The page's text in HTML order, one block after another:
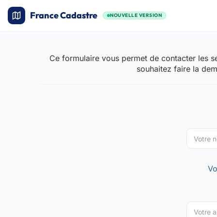
France Cadastre NOUVELLE VERSION
Ce formulaire vous permet de contacter les
souhaitez faire la